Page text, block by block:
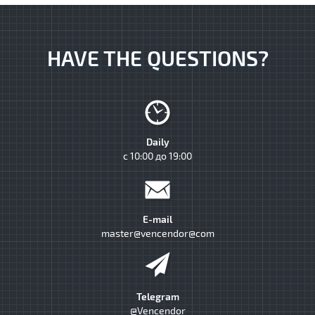
HAVE THE QUESTIONS?
Daily
с 10:00 до 19:00
E-mail
master@vencendor@com
Telegram
@Vencendor